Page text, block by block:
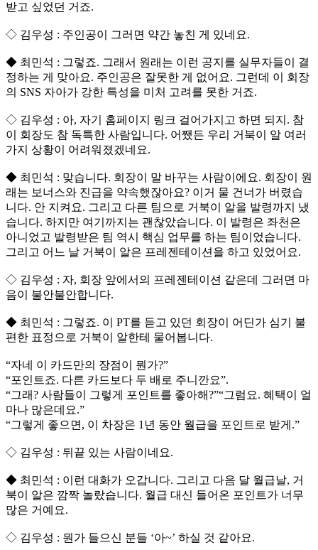
받고 싶었던 거죠.
◇ 김우성 : 주인공이 그러면 약간 놓친 게 있네요.
◆ 최민석 : 그렇죠. 그래서 원래는 이런 공지를 실무자들이 결
정하는 게 맞아요. 주인공은 잘못한 게 없어요. 그런데 이 회장
의 SNS 자아가 강한 특성을 미처 고려를 못한 거죠.
◇ 김우성 : 아, 자기 홈페이지 링크 걸어가지고 하면 되지. 참
이 회장도 참 독특한 사람입니다. 어쨌든 우리 거북이 알 여러
가지 상황이 어려워졌겠네요.
◆ 최민석 : 맞습니다. 회장이 말 바꾸는 사람이에요. 회장이 원
래는 보너스와 진급을 약속했잖아요? 이거 물 건너가 버렸습
니다. 안 지켜요. 그리고 다른 팀으로 거북이 알을 발령까지 냈
습니다. 하지만 여기까지는 괜찮았습니다. 이 발령은 좌천은
아니었고 발령받은 팀 역시 핵심 업무를 하는 팀이었습니다.
그리고 어느 날 거북이 알은 프레젠테이션을 하고 있었어요.
◇ 김우성 : 자, 회장 앞에서의 프레젠테이션 같은데 그러면 마
음이 불안불안합니다.
◆ 최민석 : 그렇죠. 이 PT를 듣고 있던 회장이 어딘가 심기 불
편한 표정으로 거북이 알한테 물어봅니다.
“자네 이 카드만의 장점이 뭔가?”
“포인트죠. 다른 카드보다 두 배로 주니깐요”.
“그래? 사람들이 그렇게 포인트를 좋아해?”“그럼요. 혜택이 얼
마나 많은데요.”
“그렇게 좋으면, 이 차장은 1년 동안 월급을 포인트로 받게.”
◇ 김우성 : 뒤끝 있는 사람이네요.
◆ 최민석 : 이런 대화가 오갑니다. 그리고 다음 달 월급날, 거
북이 알은 깜짝 놀랐습니다. 월급 대신 들어온 포인트가 너무
많은 거예요.
◇ 김우성 : 뭔가 들으신 분들 ‘아~’ 하실 것 같아요.